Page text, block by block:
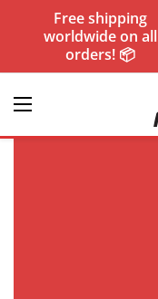
Free shipping
worldwide on all
orders! 📦